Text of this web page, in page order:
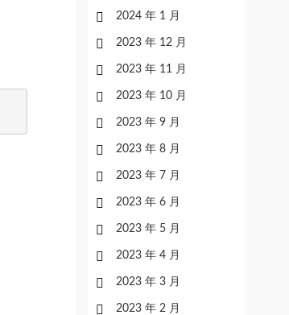
2024 年 1 月
2023 年 12 月
2023 年 11 月
2023 年 10 月
2023 年 9 月
2023 年 8 月
2023 年 7 月
2023 年 6 月
2023 年 5 月
2023 年 4 月
2023 年 3 月
2023 年 2 月